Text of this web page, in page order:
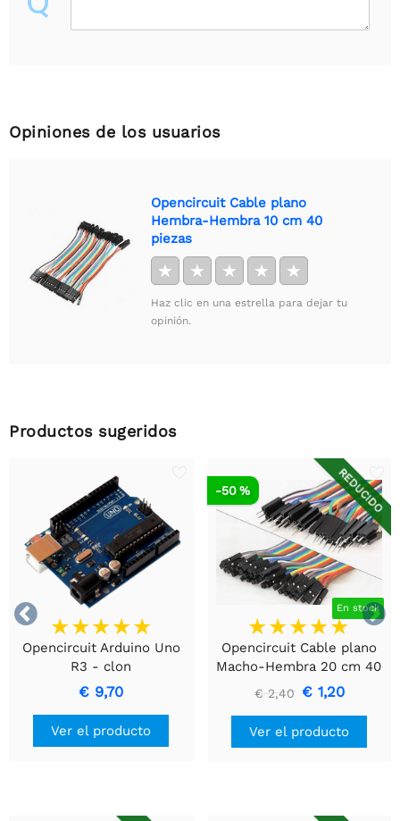
Opiniones de los usuarios
Opencircuit Cable plano
Hembra-Hembra 10 cm 40
piezas
★ ★ ★ ★ ★
Haz clic en una estrella para dejar tu
opinión.
Productos sugeridos


Opencircuit Arduino Uno
R3 - clon
€ 9,70
Ver el producto
REDUCIDO
En stock
-50 %
Opencircuit Cable plano
Macho-Hembra 20 cm 40
piezas
€ 2,40 € 1,20
Ver el producto